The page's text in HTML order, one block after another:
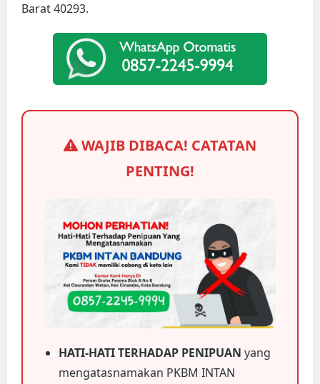
Barat 40293.
WAJIB DIBACA! CATATAN
PENTING!
HATI-HATI TERHADAP PENIPUAN yang
mengatasnamakan PKBM INTAN